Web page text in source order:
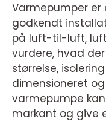
Varmepumper er
godkendt
på luft-til-luft,
vurdere, hvad
størrelse,
dimensioneret
varmepumpe
markant og give